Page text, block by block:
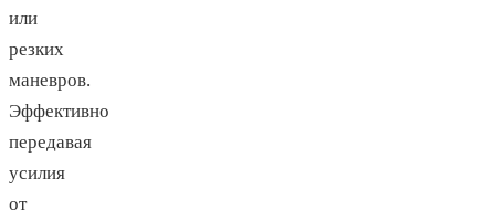
или
резких
маневров.
Эффективно
передавая
усилия
от